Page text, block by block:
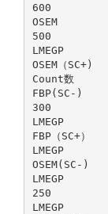
600
OSEM
500
LMEGP
OSEM（SC+)
Count数
FBP(SC-)
300
LMEGP
FBP（SC+）
LMEGP
OSEM(SC-)
LMEGP
250
LMEGP